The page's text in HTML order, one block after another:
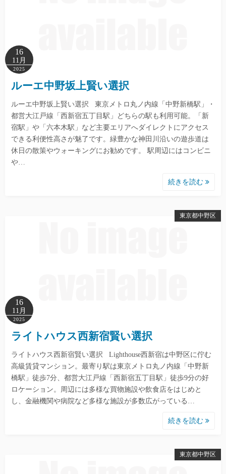
16
11月
2025
ルーエ中野坂上賢い選択
ルーエ中野坂上賢い選択 東京メトロ丸ノ内線「中野新橋駅」・
都営大江戸線「西新宿五丁目駅」どちらの駅も利用可能。「新
宿駅」や「六本木駅」など主要エリアへダイレクトにアクセス
できる利便性高さが魅了です。緑豊かな神田川沿いの遊歩道は
休日の散策やウォーキングにお勧めです。 駅周辺にはコンビニ
や…
続きを読む
東京都中野区
16
11月
2025
ライトハウス西新宿賢い選択
ライトハウス西新宿賢い選択 Lighthouse西新宿は中野区に佇む
高級賃貸マンション。最寄り駅は東京メトロ丸ノ内線「中野新
橋駅」徒歩7分、都営大江戸線「西新宿五丁目駅」徒歩9分の好
ロケーション。周辺には多様な買物施設や飲食店をはじめと
し、金融機関や病院など多様な施設が多数広がっている…
続きを読む
東京都中野区